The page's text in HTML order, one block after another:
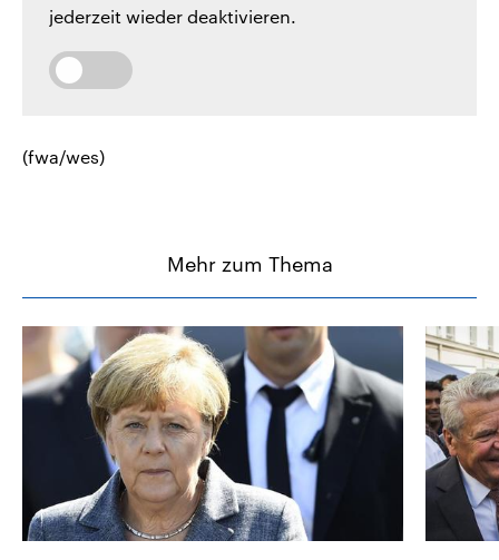
jederzeit wieder deaktivieren.
(fwa/wes)
Mehr zum Thema